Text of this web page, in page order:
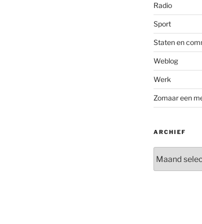
Radio
Sport
Staten en
Weblog
Werk
Zomaar een
ARCHIEF